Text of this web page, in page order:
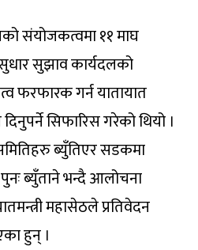
संयोजकत्वमा ११ माघ
सुझाव कार्यदलको
फरफारक गर्न यातायात
सिफारिस गरेको थियो ।
ब्युँतिएर सडकमा
ब्युँताने भन्दै आलोचना
महासेठले प्रतिवेदन
हुन् ।